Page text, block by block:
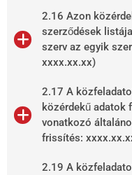
2.16 Azon
szerződések
szerv az egyik
xxxx.xx.xx)
2.17 A
közérdekű adatok
vonatkozó
frissítés:
2.19 A